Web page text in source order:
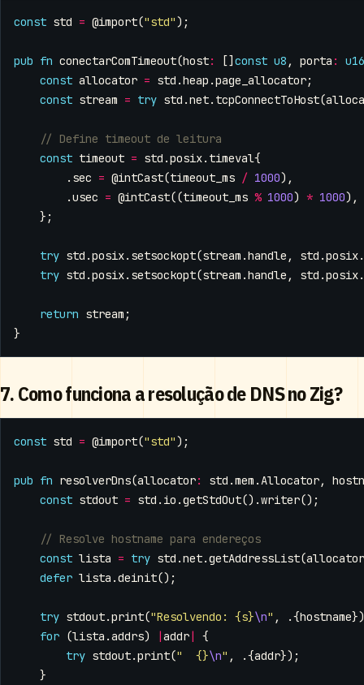
const std = @import("std");
pub fn conectarComTimeout(host: [] const u8 , porta :
u16
const allocator = std .heap .page_allocator;
const stream = try std .net. tcpConnectToHost(
const timeout = std .posix. timeval{
. sec = @intCast(timeout_ms / 1000),
.usec = @intCast((timeout_ms % 1000) * 1000),
};
try std .posix. setsockopt(stream .handle , std .posix.
try std .posix. setsockopt(stream .handle , std .posix.
return stream ;
}
7. Como funciona a resolução de DNS no Zig?
const std = @import("std");
pub fn resolverDns(allocator: std .mem . Allocator,
const stdout = std . io .getStdOut().writer();
const lista = try std .net.getAddressList(allocator
defer lista .deinit();
try stdout.print("Resolvendo: {s}\n" , .{hostname
for (lista .addrs) |addr|
{
try stdout.print("  {}\n" , .{addr});
}